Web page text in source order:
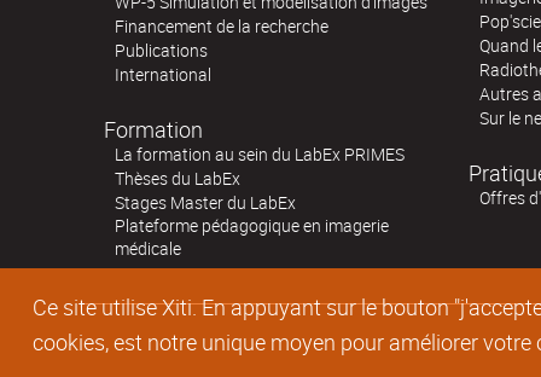
Ce site utilise Xiti. En appuyant sur le bouton
cookies, est notre unique moyen pour améliorer votre
Financement de la recherche
Publications
International
Formation
La formation au sein du LabEx PRIMES
Thèses du LabEx
Stages Master du LabEx
Plateforme pédagogique en imagerie
médicale
Quand
Autres
Sur le
Offres